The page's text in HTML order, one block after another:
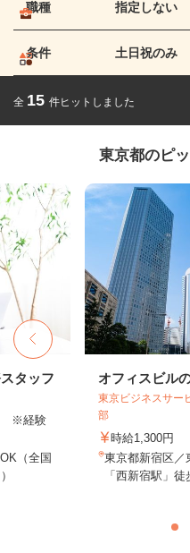
職種 指定しない
条件 土日祝のみ
全 15 件ヒットしました
東京都のピ
タッフ
※経験
（全国
オフィスビル
東京ビジネスサ
部
時給1,300円
東京都新宿区／
「西新宿駅」